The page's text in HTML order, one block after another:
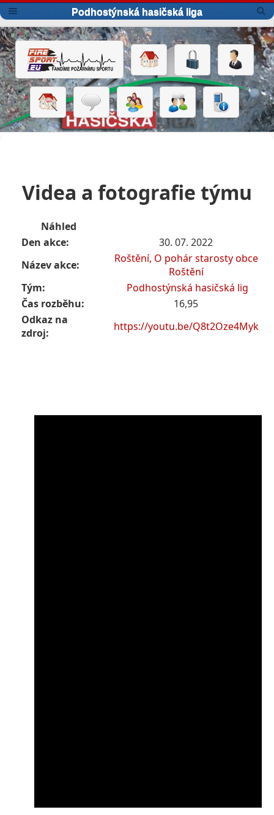
Podhostýnská hasičská liga
Videa a fotografie týmu
Náhled
Den akce:
30. 07. 2022
Název akce:
Roštění, O pohár starosty obce
Roštění
Tým:
Podhostýnská hasičská lig
Čas rozběhu:
16,95
Odkaz na
zdroj:
https://youtu.be/Q8t2Oze4Myk